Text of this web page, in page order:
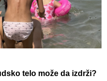
telo može da izdrži?